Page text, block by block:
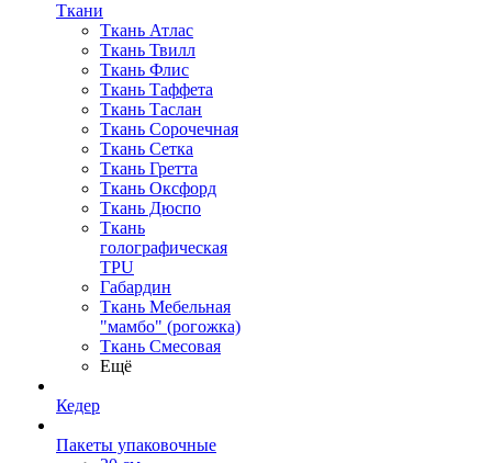
Ткани
Ткань Атлас
Ткань Твилл
Ткань Флис
Ткань Таффета
Ткань Таслан
Ткань Сорочечная
Ткань Сетка
Ткань Гретта
Ткань Оксфорд
Ткань Дюспо
Ткань
голографическая
TPU
Габардин
Ткань Мебельная
"мамбо" (рогожка)
Ткань Смесовая
Ещё
Кедер
Пакеты упаковочные